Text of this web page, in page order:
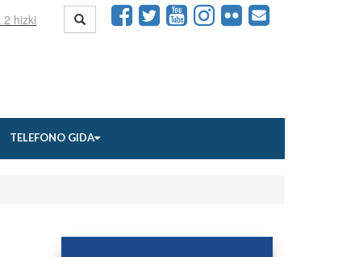
TELEFONO GIDA